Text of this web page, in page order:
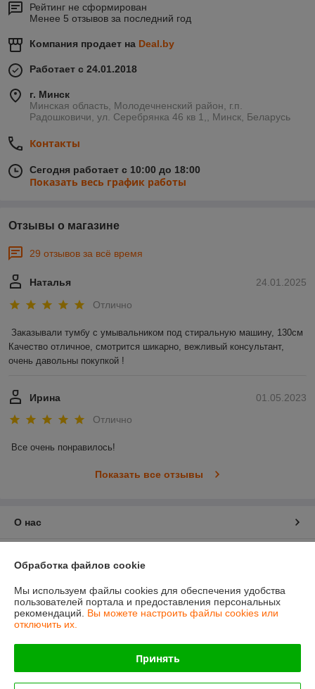
Рейтинг не сформирован
Менее 5 отзывов за последний год
Компания продает на Deal.by
Работает с 24.01.2018
г. Минск
Минская область, Молодечненский район, г.п.
Радошковичи, ул. Серебрянка 46 кв 1,, Минск, Беларусь
Контакты
Сегодня работает с 10:00 до 18:00
Показать весь график работы
Отзывы о магазине
29 отзывов за всё время
24.01.2025
Наталья
Отлично
Заказывали тумбу с умывальником под стиральную машину, 130см
Качество отличное, смотрится шикарно, вежливый консультант,
очень давольны покупкой !
01.05.2023
Ирина
Отлично
Все очень понравилось!
Показать все отзывы
О нас
Доставка и оплата
График работы
Обработка файлов cookie
Мы используем файлы cookies для обеспечения удобства
пользователей портала и предоставления персональных
рекомендаций. Вы можете настроить файлы cookies или
отключить их.
Принять